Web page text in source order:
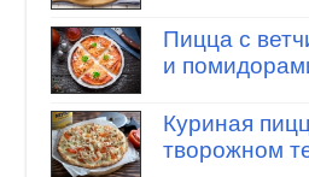
Пицца с
и
Куриная
творожном